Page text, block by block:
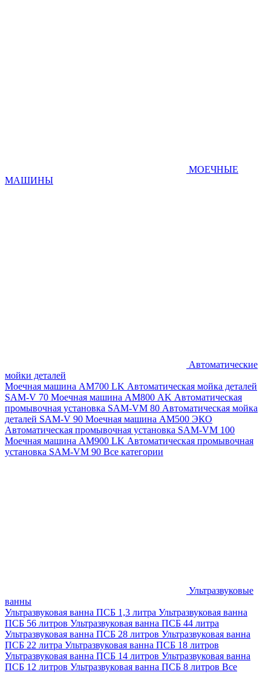
МОЕЧНЫЕ
МАШИНЫ
Автоматические
мойки деталей
Моечная машина AM700 LK Автоматическая мойка деталей
SAM-V 70 Моечная машина АМ800 AK Автоматическая
промывочная установка SAM-VM 80 Автоматическая мойка
деталей SAM-V 90 Моечная машина АМ500 ЭКО
Автоматическая промывочная установка SAM-VM 100
Моечная машина AM900 LK Автоматическая промывочная
установка SAM-VM 90 Все категории
Ультразвуковые
ванны
Ультразвуковая ванна ПСБ 1,3 литра Ультразвуковая ванна
ПСБ 56 литров Ультразвуковая ванна ПСБ 44 литра
Ультразвуковая ванна ПСБ 28 литров Ультразвуковая ванна
ПСБ 22 литра Ультразвуковая ванна ПСБ 18 литров
Ультразвуковая ванна ПСБ 14 литров Ультразвуковая ванна
ПСБ 12 литров Ультразвуковая ванна ПСБ 8 литров Все